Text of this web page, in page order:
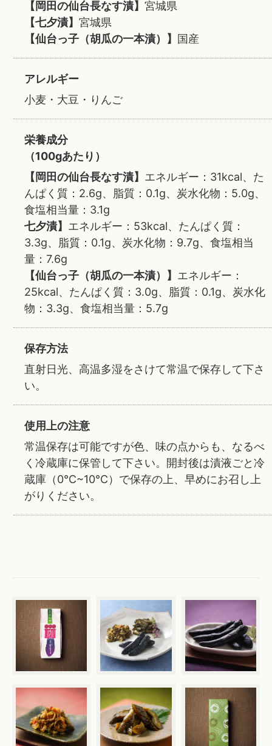
【岡田の仙台長なす漬】 宮城県
【七夕漬】 宮城県
【仙台っ子（胡瓜の一本漬）】 国産
アレルギー
小麦・大豆・りんご
栄養成分
（100gあたり）
【岡田の仙台長なす漬】 エネルギー：31kcal、た
んぱく質：2.6g、脂質：0.1g、炭水化物：5.0g、
食塩相当量：3.1g
七夕漬】 エネルギー：53kcal、たんぱく質：
3.3g、脂質：0.1g、炭水化物：9.7g、食塩相当
量：7.6g
【仙台っ子（胡瓜の一本漬）】 エネルギー：
25kcal、たんぱく質：3.0g、脂質：0.1g、炭水化
物：3.3g、食塩相当量：5.7g
保存方法
直射日光、高温多湿をさけて常温で保存して下さ
い。
使用上の注意
常温保存は可能ですが色、味の点からも、なるべ
く冷蔵庫に保管して下さい。開封後は漬液ごと冷
蔵庫（0℃~10℃）で保存の上、早めにお召し上
がりください。